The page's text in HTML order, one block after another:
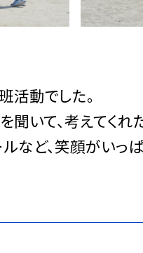
活動でした。
いて、考えてくれ
など、笑顔がいっ